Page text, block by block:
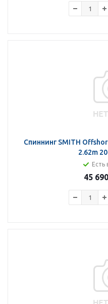
Спиннинг SMITH
2.62m
Есть
45